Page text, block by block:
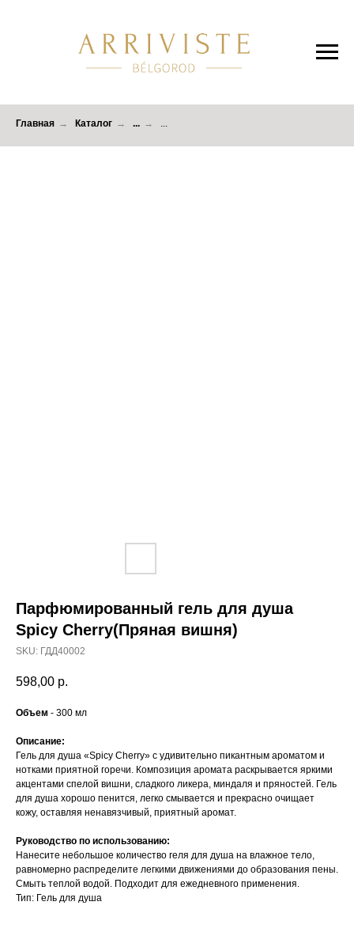
Главная → Каталог → ... →
Парфюмированный гель для душа
Spicy Cherry(Пряная вишня)
SKU: ГДД40002
598,00 р.
Объем - 300 мл
Описание:
Гель для душа «Spicy Cherry» с удивительно пикантным ароматом и
нотками приятной горечи. Композиция аромата раскрывается яркими
акцентами спелой вишни, сладкого ликера, миндаля и пряностей. Гель
для душа хорошо пенится, легко смывается и прекрасно очищает
кожу, оставляя ненавязчивый, приятный аромат.
Руководство по использованию:
Нанесите небольшое количество геля для душа на влажное тело,
равномерно распределите легкими движениями до образования пены.
Смыть теплой водой. Подходит для ежедневного применения.
Тип: Гель для душа